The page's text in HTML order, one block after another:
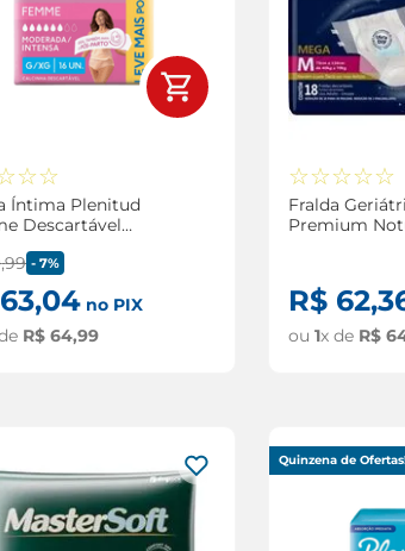
☆☆
Íntima Plenitud
Descartável
,99 -7%
63,04 no PIX
R$ 64,99
☆☆☆☆☆
Fralda
Premium
R$ 62,
ou 1x de R$
Quinzena de